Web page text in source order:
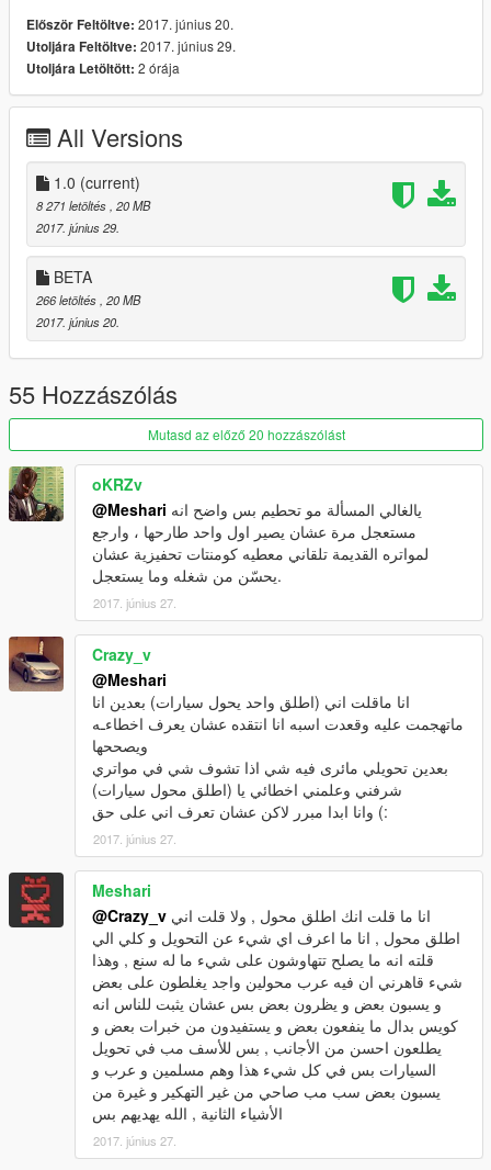
تصحيح الكلاام
------------------------
Először Feltöltve: 2017. június 20.
Utoljára Feltöltve: 2017. június 29.
Utoljára Letöltött: 2 órája
All Versions
1.0 (current)
8 271 letöltés , 20 MB
2017. június 29.
BETA
266 letöltés , 20 MB
2017. június 20.
55 Hozzászólás
Mutasd az előző 20 hozzászólást
oKRZv
@Meshari
مستعجل مرة عشان يصير اول واحد طارحها ، وارجع
لمواتره القديمة تلقاني معطيه كومنتات تحفيزية عشان
يحسّن من شغله وما يستعجل.
2017. június 27.
Crazy_v
@Meshari
انا ماقلت اني (اطلق واحد يحول سيارات) بعدين انا
ماتهجمت عليه وقعدت اسبه انا انتقده عشان يعرف اخطاءـه
ويصححها
بعدين تحويلي مائرى فيه شي اذا تشوف شي في مواتري
شرفني وعلمني اخطائي يا (اطلق محول سيارات)
وانا ابدا مبرر لاكن عشان تعرف اني على حق (:
2017. június 27.
Meshari
@Crazy_v
اطلق محول , انا ما اعرف اي شيء عن التحويل و كلي الي
قلته انه ما يصلح تتهاوشون على شيء ما له سنع , وهذا
شيء قاهرني ان فيه عرب محولين واجد يغلطون على بعض
و يسبون بعض و يظرون بعض بس عشان يثبت للناس انه
كويس بدال ما ينفعون بعض و يستفيدون من خبرات بعض و
يطلعون احسن من الأجانب , بس للأسف مب في تحويل
السيارات بس في كل شيء هذا وهم مسلمين و عرب و
يسبون بعض سب مب صاحي من غير التهكير و غيرة من
الأشياء الثانية , الله يهديهم بس
2017. június 27.